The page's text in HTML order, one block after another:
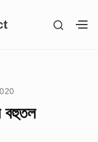
SHOW
বহুতল